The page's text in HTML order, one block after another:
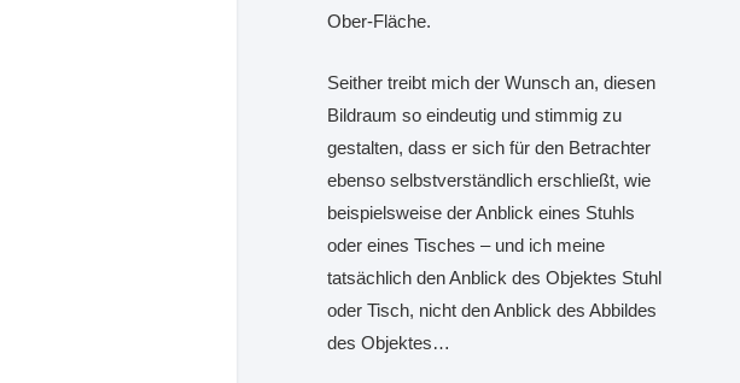
Ober-Fläche.
Seither treibt mich der Wunsch an, diesen
Bildraum so eindeutig und stimmig zu
gestalten, dass er sich für den Betrachter
ebenso selbstverständlich erschließt, wie
beispielsweise der Anblick eines Stuhls
oder eines Tisches – und ich meine
tatsächlich den Anblick des Objektes Stuhl
oder Tisch, nicht den Anblick des Abbildes
des Objektes…